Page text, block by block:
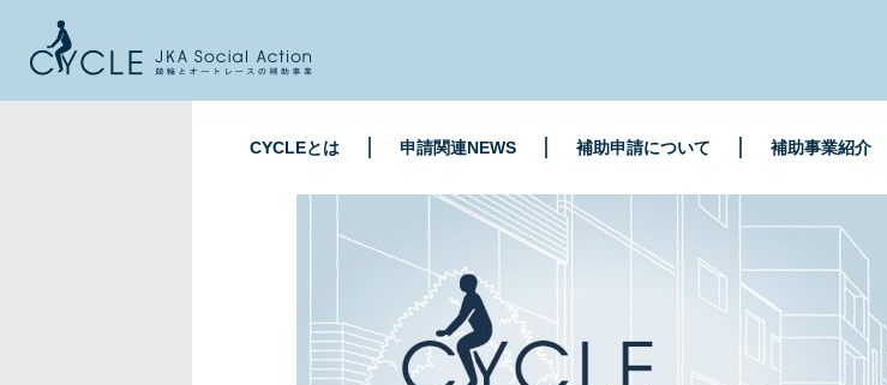
CYCLEとは 申請関連NEWS 補助申請について 補助事業紹介